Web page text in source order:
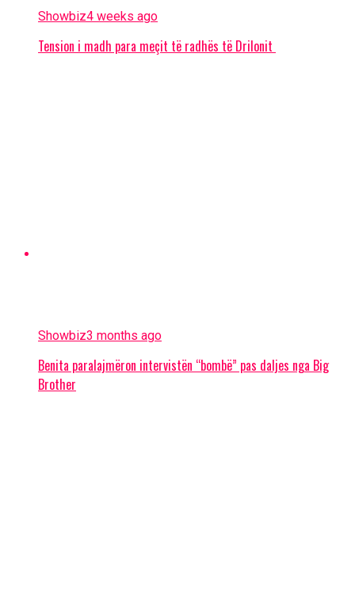
Showbiz4 weeks ago
Tension i madh para meçit të radhës të Drilonit
Showbiz3 months ago
Benita paralajmëron intervistën “bombë” pas daljes nga Big
Brother